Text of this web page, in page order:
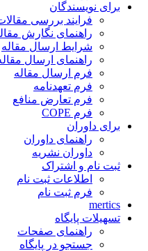
برای نویسندگان
فرایند بررسی مقالات
راهنمای نگارش مقاله
شرایط ارسال مقاله
راهنمای ارسال مقاله
فرم ارسال مقاله
فرم تعهدنامه
فرم تعارض منافع
فرم COPE
برای داوران
راهنمای داوران
داوران نشریه
ثبت نام و اشتراک
اطلاعات ثبت نام
فرم ثبت نام
mertics
تسهیلات پایگاه
راهنمای صفحات
جستجو در پایگاه